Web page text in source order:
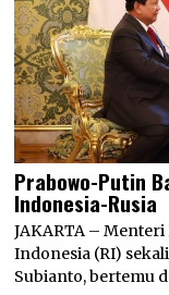
Prabowo-Putin
Indonesia-Rusia
JAKARTA –
Indonesia (RI)
Subianto, bertemu